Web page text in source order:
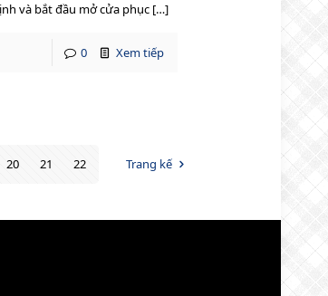
và bắt đầu mở cửa phục […]
0 Xem tiếp
20 21 22 Trang kế